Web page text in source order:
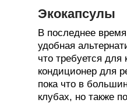
Экокапсулы
В последнее
удобная
что требуется для
кондиционер для
пока что в
клубах, но также